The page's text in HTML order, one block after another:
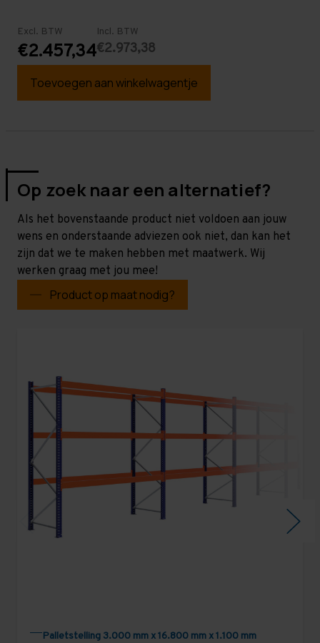
Excl. BTW
€2.457,34
Incl. BTW
€2.973,38
Toevoegen aan winkelwagentje
Op zoek naar een alternatief?
Als het bovenstaande product niet voldoen aan jouw
wens en onderstaande adviezen ook niet, dan kan het
zijn dat we te maken hebben met maatwerk. Wij
werken graag met jou mee!
Product op maat nodig?
Palletstelling 3.000 mm x 16.800 mm x 1.100 mm